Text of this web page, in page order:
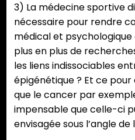
3) La médecine sportive
nécessaire pour rendre
médical et
plus en plus de
les liens indissociables
épigénétique ? Et ce
que le cancer par
impensable que celle-ci
envisagée sous l’angle de